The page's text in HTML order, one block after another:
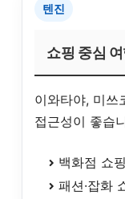
텐진
쇼핑 중심
이와타야, 미쓰
접근성이 좋습
백화점 쇼핑
패션·잡화